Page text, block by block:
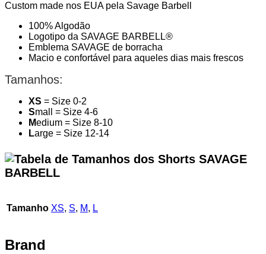
Custom made nos EUA pela Savage Barbell
100% Algodão
Logotipo da SAVAGE BARBELL®️
Emblema SAVAGE de borracha
Macio e confortável para aqueles dias mais frescos
Tamanhos:
XS = Size 0-2
Small = Size 4-6
Medium = Size 8-10
Large = Size 12-14
Tamanho XS, S, M, L
Brand